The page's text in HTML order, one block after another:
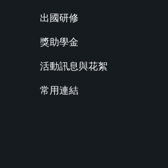
出國研修
獎助學金
活動訊息與花絮
常用連結